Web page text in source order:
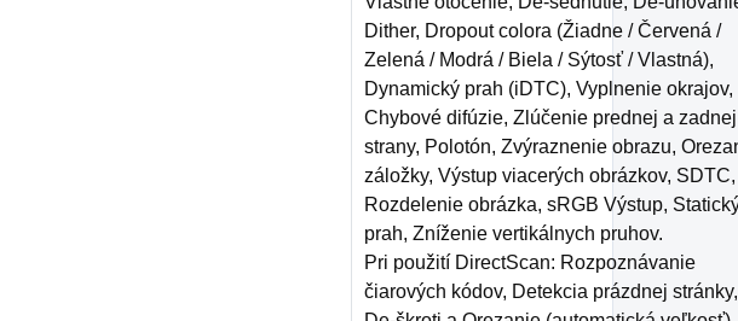
Dither, Dropout colora (Žiadne / Červená /
Zelená / Modrá / Biela / Sýtosť / Vlastná),
Dynamický prah (iDTC), Vyplnenie okrajov,
Chybové difúzie, Zlúčenie prednej a zadnej
strany, Polotón, Zvýraznenie obrazu,
záložky, Výstup viacerých obrázkov, SDTC,
Rozdelenie obrázka, sRGB Výstup,
prah, Zníženie vertikálnych pruhov.
Pri použití DirectScan: Rozpoznávanie
čiarových kódov, Detekcia prázdnej stránky,